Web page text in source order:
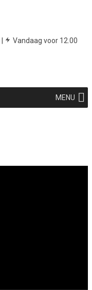
|
Vandaag voor 12.00
MENU